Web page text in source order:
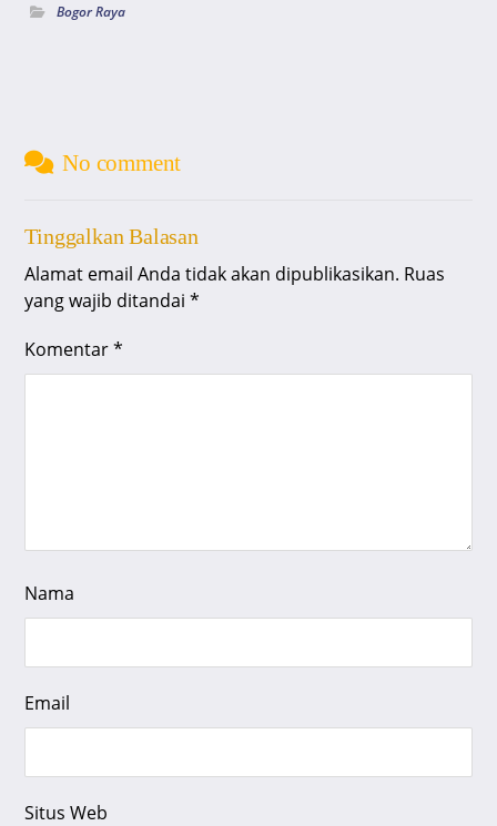
Bogor Raya
No comment
Tinggalkan Balasan
Alamat email Anda tidak akan dipublikasikan. Ruas
yang wajib ditandai*
Komentar*
Nama
Email
Situs Web